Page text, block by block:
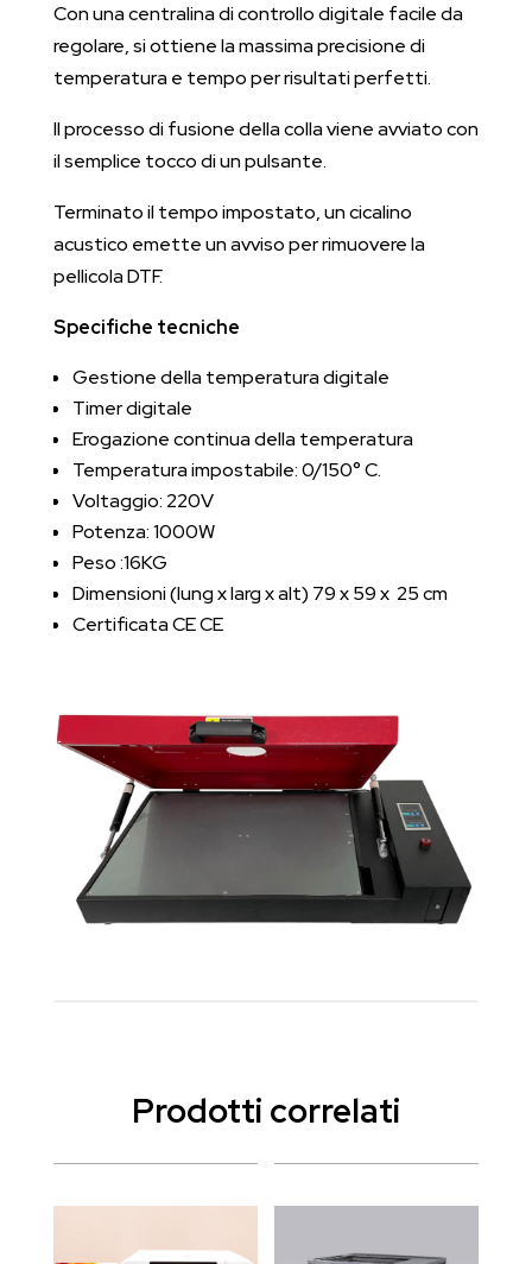
Con una centralina di controllo digitale facile da
regolare, si ottiene la massima precisione di
temperatura e tempo per risultati perfetti.
Il processo di fusione della colla viene avviato con
il semplice tocco di un pulsante.
Terminato il tempo impostato, un cicalino
acustico emette un avviso per rimuovere la
pellicola DTF.
Specifiche tecniche
Gestione della temperatura digitale
Timer digitale
Erogazione continua della temperatura
Temperatura impostabile: 0/150° C.
Voltaggio: 220V
Potenza: 1000W
Peso :16KG
Dimensioni (lung x larg x alt) 79 x 59 x 25 cm
Certificata CE CE
Prodotti correlati